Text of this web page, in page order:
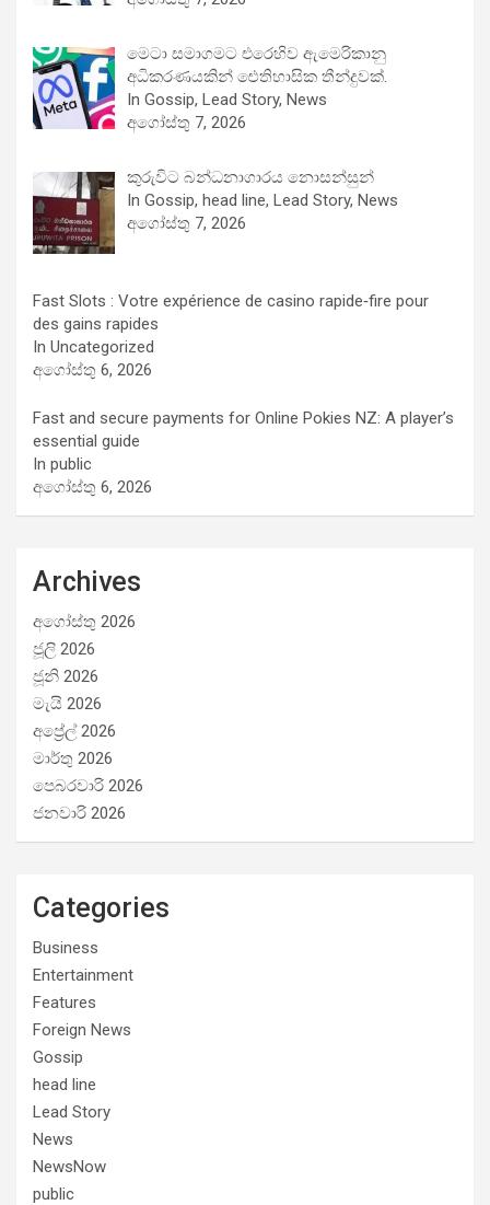
මෙටා සමාගමට එරෙහිව ඇමෙරිකානු
අධිකරණයකින් ඓතිහාසික තීන්දුවක්.
In Gossip, Lead Story, News
අගෝස්තු 7, 2026
කුරුවිට බන්ධනාගාරය නොසන්සුන්
In Gossip, head line, Lead Story, News
අගෝස්තු 7, 2026
Fast Slots : Votre expérience de casino rapide‑fire pour
des gains rapides
In Uncategorized
අගෝස්තු 6, 2026
Fast and secure payments for Online Pokies NZ: A player’s
essential guide
In public
අගෝස්තු 6, 2026
Archives
අගෝස්තු 2026
ජූලි 2026
ජූනි 2026
මැයි 2026
අප්‍රේල් 2026
මාර්තු 2026
පෙබරවාරි 2026
ජනවාරි 2026
Categories
Business
Entertainment
Features
Foreign News
Gossip
head line
Lead Story
News
NewsNow
public